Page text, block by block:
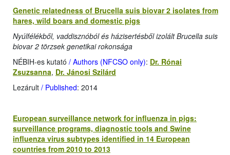
Genetic relatedness of Brucella suis biovar 2 isolates from
hares, wild boars and domestic pigs
Nyúlfélékből, vaddisznóból és házisertésből izolált Brucella suis
biovar 2 törzsek genetikai rokonsága
NÉBIH-es kutató / Authors (NFCSO only): Dr. Rónai
Zsuzsanna, Dr. Jánosi Szilárd
Lezárult / Published: 2014
European surveillance network for influenza in pigs:
surveillance programs, diagnostic tools and Swine
influenza virus subtypes identified in 14 European
countries from 2010 to 2013